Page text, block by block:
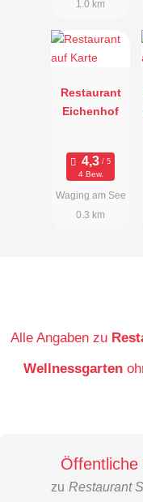
1.0 km
Restaurant
Eichenhof
4 Bew.
Waging am See
0.3 km
Alle Angaben zu
Wellnessgarten
Öffentliche
zu Restaurant